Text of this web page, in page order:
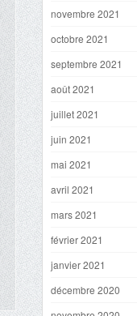
novembre 2021
octobre 2021
septembre 2021
août 2021
juillet 2021
juin 2021
mai 2021
avril 2021
mars 2021
février 2021
janvier 2021
décembre 2020